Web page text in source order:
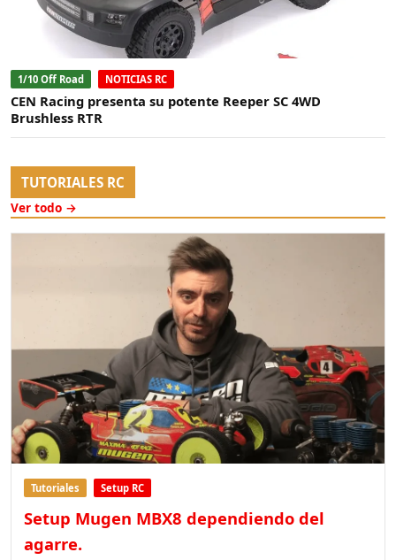
1/10 Off Road NOTICIAS RC
CEN Racing presenta su potente Reeper SC 4WD
Brushless RTR
TUTORIALES RC
Ver todo →
Tutoriales Setup RC
Setup Mugen MBX8 dependiendo del
agarre.